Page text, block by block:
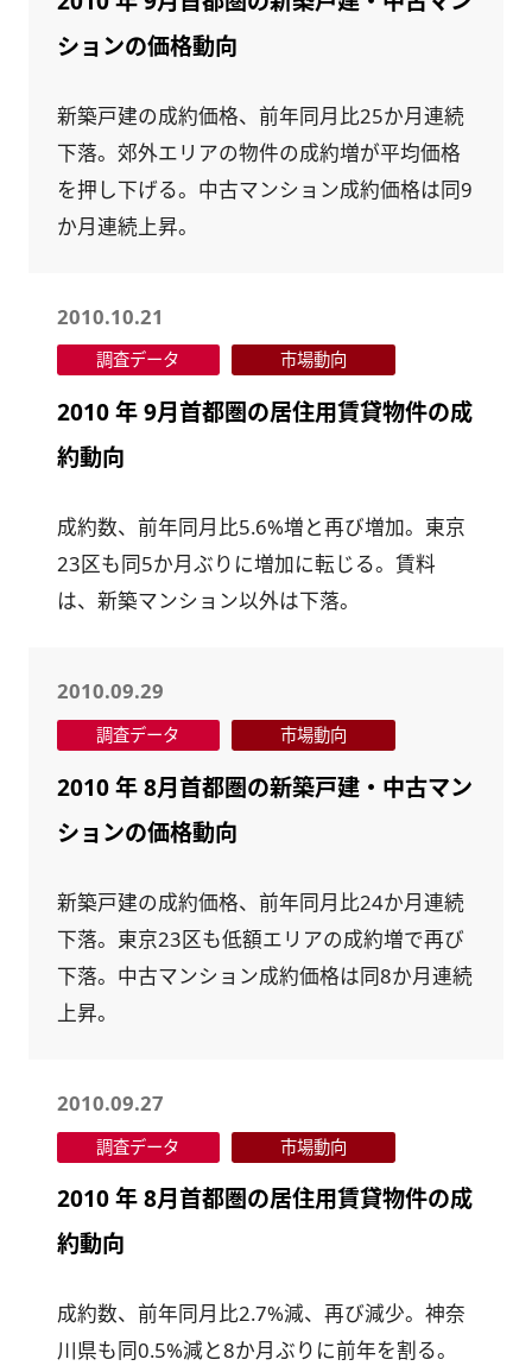
ションの価格動向
新築戸建の成約価格、前年同月比25か月連続
下落。郊外エリアの物件の成約増が平均価格
を押し下げる。中古マンション成約価格は同9
か月連続上昇。
2010.10.21
調査データ 市場動向
2010 年 9月首都圏の居住用賃貸物件の成
約動向
成約数、前年同月比5.6%増と再び増加。東京
23区も同5か月ぶりに増加に転じる。賃料
は、新築マンション以外は下落。
2010.09.29
調査データ 市場動向
2010 年 8月首都圏の新築戸建・中古マン
ションの価格動向
新築戸建の成約価格、前年同月比24か月連続
下落。東京23区も低額エリアの成約増で再び
下落。中古マンション成約価格は同8か月連続
上昇。
2010.09.27
調査データ 市場動向
2010 年 8月首都圏の居住用賃貸物件の成
約動向
成約数、前年同月比2.7%減、再び減少。神奈
川県も同0.5%減と8か月ぶりに前年を割る。